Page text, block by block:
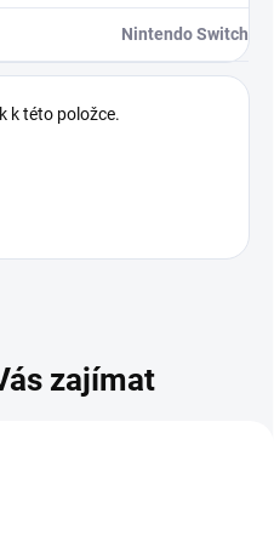
Nintendo Switch
k této položce.
zajímat